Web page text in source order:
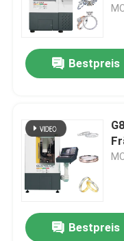
Bestpreis
Bestpreis